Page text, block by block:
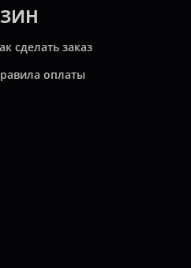
сделать заказ
оплаты